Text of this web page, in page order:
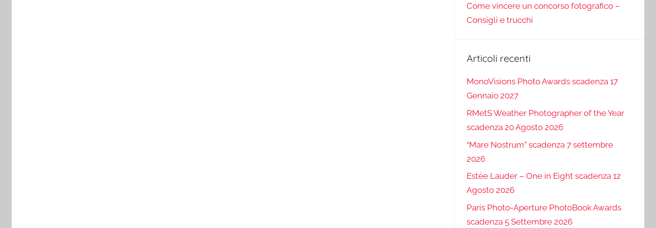
Come vincere un concorso fotografico –
Consigli e trucchi
Articoli recenti
MonoVisions Photo Awards scadenza 17
Gennaio 2027
RMetS Weather Photographer of the Year
scadenza 20 Agosto 2026
“Mare Nostrum” scadenza 7 settembre
2026
Estée Lauder – One in Eight scadenza 12
Agosto 2026
Paris Photo-Aperture PhotoBook Awards
scadenza 5 Settembre 2026